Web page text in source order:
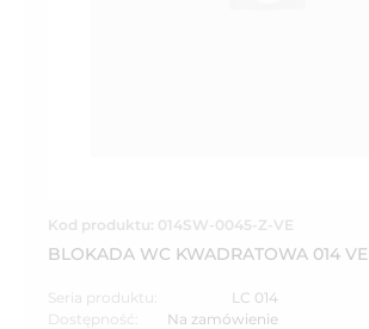
Kod produktu: 014SW-0045-Z-VE
BLOKADA WC KWADRATOWA 014 VE
Seria produktu:
LC 014
Dostępność:
Na zamówienie